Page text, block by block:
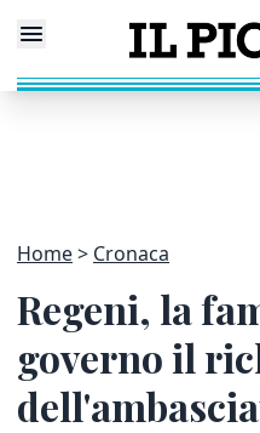
Home Cronaca
Regeni, la
governo il